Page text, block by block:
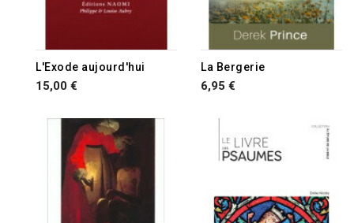
L'Exode aujourd'hui
15,00 €
La Bergerie
6,95 €